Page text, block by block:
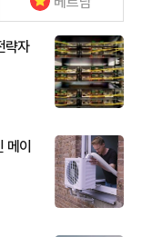
략자
메이